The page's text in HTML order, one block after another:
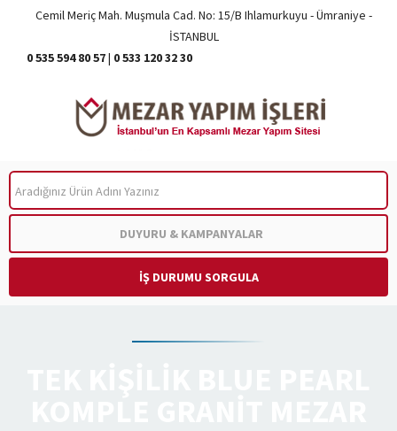
Cemil Meriç Mah. Muşmula Cad. No: 15/B Ihlamurkuyu - Ümraniye -
İSTANBUL
0 535 594 80 57| 0 533 120 32 30
DUYURU & KAMPANYALAR
İŞ DURUMU SORGULA